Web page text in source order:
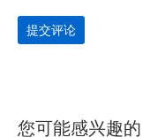
提交评论
您可能感兴趣的